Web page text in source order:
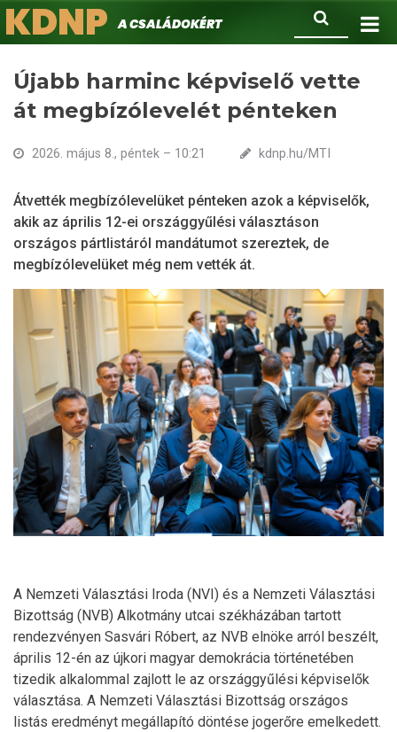
Ugrás
a
Keresés
KDNPA családokért.
Újabb harminc képviselő vette
át megbízólevelét pénteken
2026. május 8., péntek – 10:21 kdnp.hu/MTI
Átvették megbízólevelüket pénteken azok a képviselők,
akik az április 12-ei országgyűlési választáson
országos pártlistáról mandátumot szereztek, de
megbízólevelüket még nem vették át.
A Nemzeti Választási Iroda (NVI) és a Nemzeti Választási
Bizottság (NVB) Alkotmány utcai székházában tartott
rendezvényen Sasvári Róbert, az NVB elnöke arról beszélt,
április 12-én az újkori magyar demokrácia történetében
tizedik alkalommal zajlott le az országgyűlési képviselők
választása. A Nemzeti Választási Bizottság országos
listás eredményt megállapító döntése jogerőre emelkedett.